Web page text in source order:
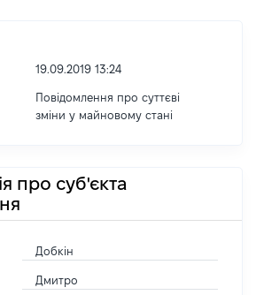
19.09.2019 13:24
Повідомлення про суттєві
зміни y майновому стані
про суб'єкта
Добкін
Дмитро